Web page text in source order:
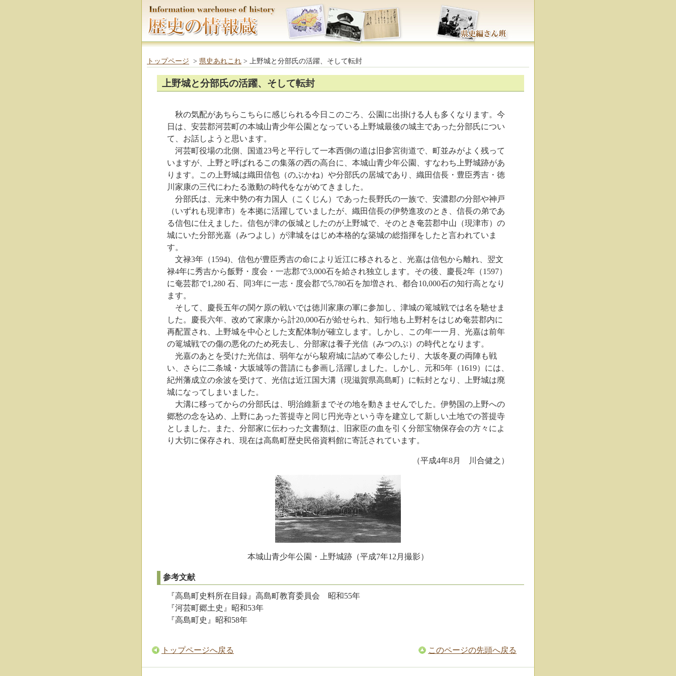
トップページ > 県史あれこれ > 上野城と分部氏の活躍、そして転封
上野城と分部氏の活躍、そして転封
秋の気配があちらこちらに感じられる今日このごろ、公園に出掛ける人も多くなります。今
日は、安芸郡河芸町の本城山青少年公園となっている上野城最後の城主であった分部氏につい
て、お話しようと思います。
河芸町役場の北側、国道23号と平行して一本西側の道は旧参宮街道で、町並みがよく残って
いますが、上野と呼ばれるこの集落の西の高台に、本城山青少年公園、すなわち上野城跡があ
ります。この上野城は織田信包（のぶかね）や分部氏の居城であり、織田信長・豊臣秀吉・徳
川家康の三代にわたる激動の時代をながめてきました。
分部氏は、元来中勢の有力国人（こくじん）であった長野氏の一族で、安濃郡の分部や神戸
（いずれも現津市）を本拠に活躍していましたが、織田信長の伊勢進攻のとき、信長の弟であ
る信包に仕えました。信包が津の仮城としたのが上野城で、そのとき奄芸郡中山（現津市）の
城にいた分部光嘉（みつよし）が津城をはじめ本格的な築城の総指揮をしたと言われていま
す。
文禄3年（1594)、信包が豊臣秀吉の命により近江に移されると、光嘉は信包から離れ、翌文
禄4年に秀吉から飯野・度会・一志郡で3,000石を給され独立します。その後、慶長2年（1597）
に奄芸郡で1,280 石、同3年に一志・度会郡で5,780石を加増され、都合10,000石の知行高となり
ます。
そして、慶長五年の関ケ原の戦いでは徳川家康の軍に参加し、津城の篭城戦では名を馳せま
した。慶長六年、改めて家康から計20,000石が給せられ、知行地も上野村をはじめ奄芸郡内に
再配置され、上野城を中心とした支配体制が確立します。しかし、この年一一月、光嘉は前年
の篭城戦での傷の悪化のため死去し、分部家は養子光信（みつのぶ）の時代となります。
光嘉のあとを受けた光信は、弱年ながら駿府城に詰めて奉公したり、大坂冬夏の両陣も戦
い、さらに二条城・大坂城等の普請にも参画し活躍しました。しかし、元和5年（1619）には、
紀州藩成立の余波を受けて、光信は近江国大溝（現滋賀県高島町）に転封となり、上野城は廃
城になってしまいました。
大溝に移ってからの分部氏は、明治維新までその地を動きませんでした。伊勢国の上野への
郷愁の念を込め、上野にあった菩提寺と同じ円光寺という寺を建立して新しい土地での菩提寺
としました。また、分部家に伝わった文書類は、旧家臣の血を引く分部宝物保存会の方々によ
り大切に保存され、現在は高島町歴史民俗資料館に寄託されています。
（平成4年8月 川合健之）
本城山青少年公園・上野城跡（平成7年12月撮影）
参考文献
『高島町史料所在目録』高島町教育委員会 昭和55年
『河芸町郷土史』昭和53年
『高島町史』昭和58年
トップページへ戻る このページの先頭へ戻る